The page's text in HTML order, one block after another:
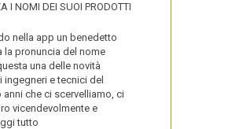
I NOMI DEI SUOI PRODOTTI
nella app un benedetto
la pronuncia del nome
una delle novità
ingegneri e tecnici del
che ci scervelliamo, ci
vicendevolmente e
tutto